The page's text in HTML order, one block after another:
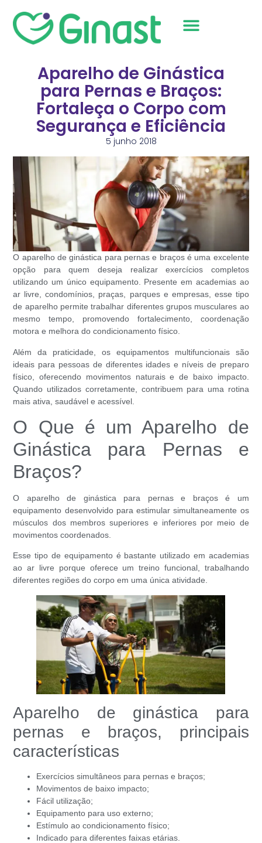
Aparelho de Ginástica
para Pernas e Braços:
Fortaleça o Corpo com
Segurança e Eficiência
5 junho 2018
O aparelho de ginástica para pernas e braçosé uma excelente
opção para quem deseja realizar exercícios completos
utilizando um único equipamento. Presente em academias ao
ar livre, condomínios, praças, parques e empresas, esse tipo
de aparelho permite trabalhar diferentes grupos musculares ao
mesmo tempo, promovendo fortalecimento, coordenação
motora e melhora do condicionamento físico.
Além da praticidade, os equipamentos multifuncionais são
ideais para pessoas de diferentes idades e níveis de preparo
físico, oferecendo movimentos naturais e de baixo impacto.
Quando utilizados corretamente, contribuem para uma rotina
mais ativa, saudável e acessível.
O Que é um Aparelho de
Ginástica para Pernas e
Braços?
O aparelho de ginástica para pernas e braços é um
equipamento desenvolvido para estimular simultaneamente os
músculos dos membros superiores e inferiores por meio de
movimentos coordenados.
Esse tipo de equipamento é bastante utilizado em academias
ao ar livre porque oferece um treino funcional, trabalhando
diferentes regiões do corpo em uma única atividade.
Aparelho de ginástica para
pernas e braços, principais
características
Exercícios simultâneos para pernas e braços;
Movimentos de baixo impacto;
Fácil utilização;
Equipamento para uso externo;
Estímulo ao condicionamento físico;
Indicado para diferentes faixas etárias.